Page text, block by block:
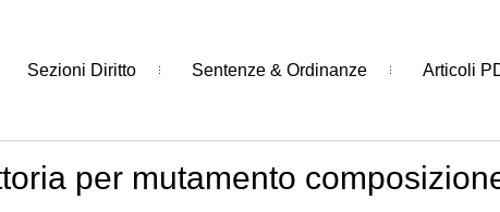
Sezioni Diritto Sentenze & Ordinanze Articoli
per mutamento